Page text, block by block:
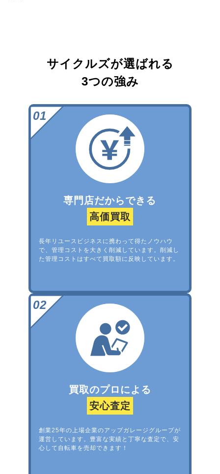
サイクルズが選ばれる
3つの強み
専門店だからできる
高価買取
長年リユースビジネスに携わって得たノウハウ
で、管理コストを大きく削減しています。削減し
た管理コストはすべて買取額に反映しています。
買取のプロによる
安心査定
創業25年の上場企業のアップガレージグループが
運営しています。豊富な実績と丁寧な査定で、安
心して自転車を売却できます！